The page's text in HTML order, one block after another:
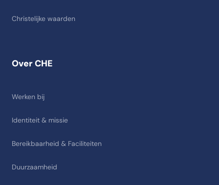
Over CHE
Werken bij
Identiteit & missie
Bereikbaarheid & Faciliteiten
Duurzaamheid
Christelijke waarden